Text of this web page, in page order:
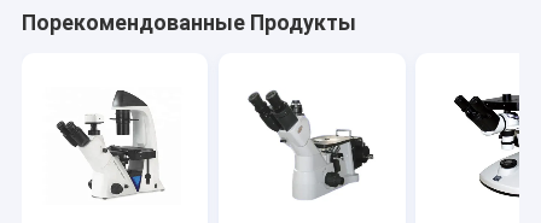
Порекомендованные Продукты